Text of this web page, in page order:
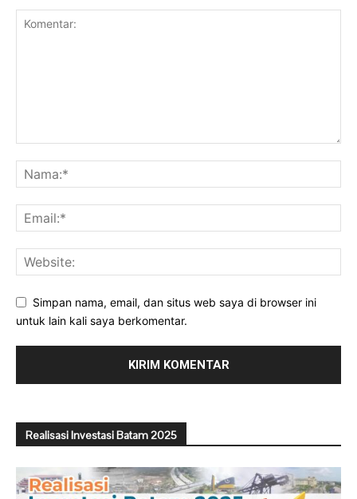
Simpan nama, email, dan situs web saya di browser ini
untuk lain kali saya berkomentar.
Realisasi Investasi Batam 2025